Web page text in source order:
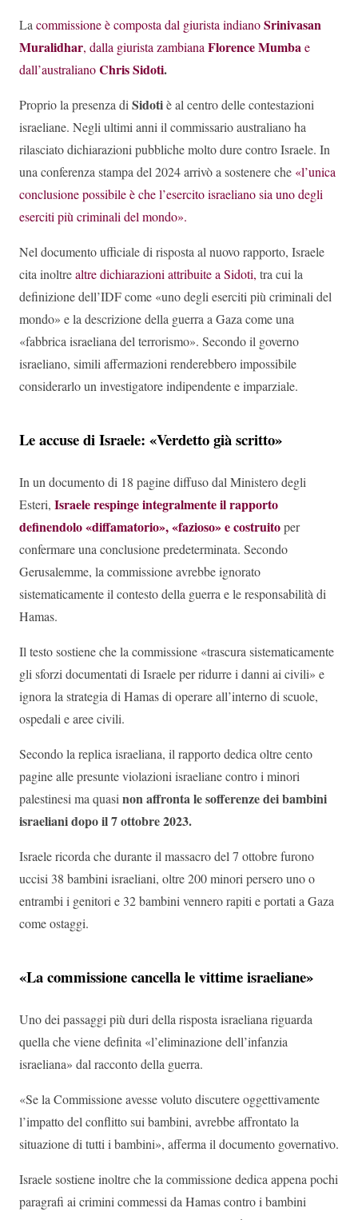
Lacommissione è composta dal giurista indianoSrinivasan
Muralidhar, dalla giurista zambianaFlorence Mumbae
dall’australianoChris Sidoti.
Proprio la presenza diSidotiè al centro delle contestazioni
israeliane. Negli ultimi anni il commissario australiano ha
rilasciato dichiarazioni pubbliche molto dure contro Israele. In
una conferenza stampa del 2024 arrivò a sostenere che «l’unica
conclusione possibile è che l’esercito israeliano sia uno degli
eserciti più criminali del mondo».
Nel documento ufficiale di risposta al nuovo rapporto, Israele
cita inoltrealtre dichiarazioni attribuite a Sidoti, tra cui la
definizione dell’IDF come «uno degli eserciti più criminali del
mondo» e la descrizione della guerra a Gaza come una
«fabbrica israeliana del terrorismo». Secondo il governo
israeliano, simili affermazioni renderebbero impossibile
considerarlo un investigatore indipendente e imparziale.
Le accuse di Israele: «Verdetto già scritto»
In un documento di 18 pagine diffuso dal Ministero degli
Esteri, Israele respinge integralmente il rapporto
definendolo «diffamatorio», «fazioso» e costruitoper
confermare una conclusione predeterminata. Secondo
Gerusalemme, la commissione avrebbe ignorato
sistematicamente il contesto della guerra e le responsabilità di
Hamas.
Il testo sostiene che la commissione «trascura sistematicamente
gli sforzi documentati di Israele per ridurre i danni ai civili» e
ignora la strategia di Hamas di operare all’interno di scuole,
ospedali e aree civili.
Secondo la replica israeliana, il rapporto dedica oltre cento
pagine alle presunte violazioni israeliane contro i minori
palestinesi ma quasinon affronta le sofferenze dei bambini
israeliani dopo il 7 ottobre 2023.
Israele ricorda che durante il massacro del 7 ottobre furono
uccisi 38 bambini israeliani, oltre 200 minori persero uno o
entrambi i genitori e 32 bambini vennero rapiti e portati a Gaza
come ostaggi.
«La commissione cancella le vittime israeliane»
Uno dei passaggi più duri della risposta israeliana riguarda
quella che viene definita «l’eliminazione dell’infanzia
israeliana» dal racconto della guerra.
«Se la Commissione avesse voluto discutere oggettivamente
l’impatto del conflitto sui bambini, avrebbe affrontato la
situazione di tutti i bambini», afferma il documento governativo.
Israele sostiene inoltre che la commissione dedica appena pochi
paragrafi ai crimini commessi da Hamas contro i bambini